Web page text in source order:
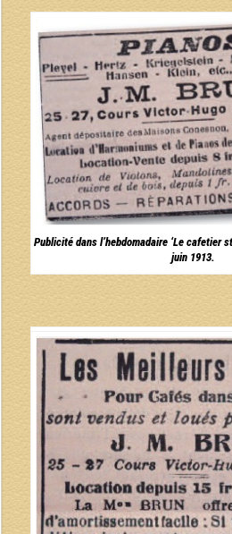
Publicité dans l’hebdomadaire ‘Le cafetier
juin 1913.